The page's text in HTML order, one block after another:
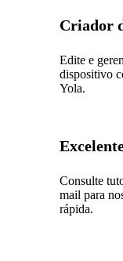
Criador
Edite e
dispositivo
Yola.
Consulte
mail para
rápida.